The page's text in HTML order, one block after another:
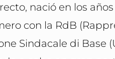
nació en los
con la RdB
Sindacale di Base